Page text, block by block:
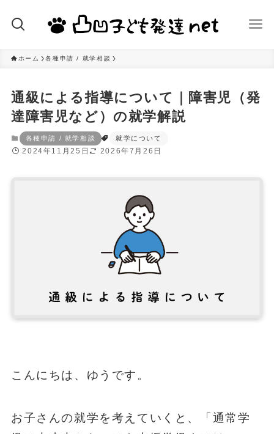
ホーム 各種申請 / 就学相談
通級による指導について｜障害児（発
達障害児など）の就学解説
各種申請 / 就学相談 就学について
2024年11月25日 2026年7月26日
こんにちは、ゆうです。
お子さんの就学を考えていくと、「通常学